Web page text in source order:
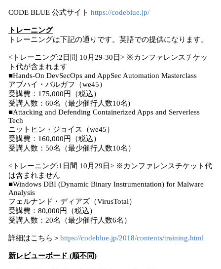
CODE BLUE 公式サイト https://codeblue.jp/
トレーニング
トレーニングは下記の通りです。英語での提供になります。
<トレーニング:2日間 10月29-30日> ※カンファレンスチケッ
ト代が含まれます
■Hands-On DevSecOps and AppSec Automation Masterclass
アブハイ・バルガフ（we45）
受講費：175,000円（税込）
受講人数：60名（最少催行人数10名)
■Attacking and Defending Containerized Apps and Serverless
Tech
ニットヒン・ジョイス（we45）
受講費：160,000円（税込）
受講人数：50名（最少催行人数10名）
<トレーニング:1日間 10月29日> ※カンファレンスチケット代
は含まれません
■Windows DBI (Dynamic Binary Instrumentation) for Malware
Analysis
フェルナンド・ディアズ（VirusTotal）
受講費：80,000円（税込）
受講人数：20名（最少催行人数6名）
詳細はこちら＞ https://codeblue.jp/2018/contents/training.html
新レビューボード (順不同)